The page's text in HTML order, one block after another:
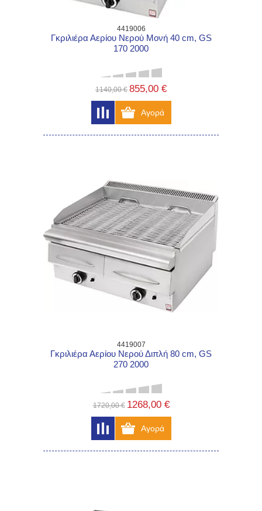
4419006
Γκριλιέρα Αερίου Νερού Μονή 40 cm, GS
170 2000
1140,00 € 855,00 €
4419007
Γκριλιέρα Αερίου Νερού Διπλή 80 cm, GS
270 2000
1720,00 € 1268,00 €